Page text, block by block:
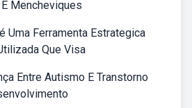
Mencheviques
Uma Ferramenta Estrategica
Que Visa
Entre Autismo E Transtorno